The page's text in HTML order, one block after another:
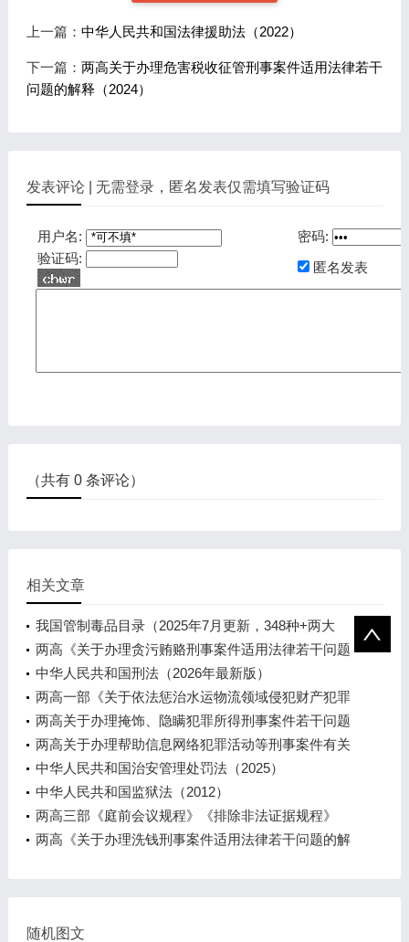
上一篇： 中华人民共和国法律援助法（2022）
下一篇： 两高关于办理危害税收征管刑事案件适用法律若干
问题的解释（2024）
发表评论 | 无需登录，匿名发表仅需填写验证码
用户名:
密码:
验证码:
匿名发表
（共有 0条评论）
相关文章
我国管制毒品目录（2025年7月更新，348种+两大
类）
两高《关于办理贪污贿赂刑事案件适用法律若干问题
的解释（二）》（2026）
中华人民共和国刑法（2026年最新版）
两高一部《关于依法惩治水运物流领域侵犯财产犯罪
的指导意见》（2026）
两高关于办理掩饰、隐瞒犯罪所得刑事案件若干问题
的解释（2025）
两高关于办理帮助信息网络犯罪活动等刑事案件有关
问题的意见（2005）
中华人民共和国治安管理处罚法（2025）
中华人民共和国监狱法（2012）
两高三部《庭前会议规程》《排除非法证据规程》
两高《关于办理洗钱刑事案件适用法律若干问题的解
随机图文